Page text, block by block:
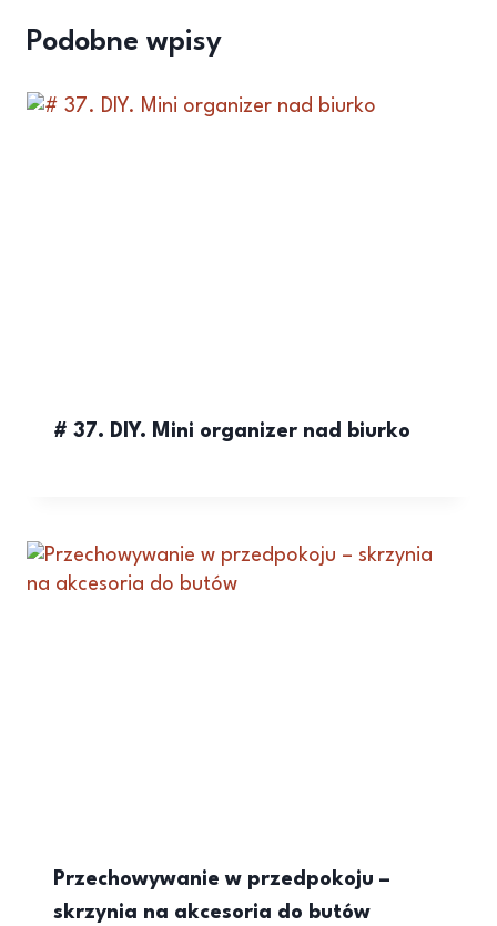
Podobne wpisy
# 37. DIY. Mini organizer nad biurko
Przechowywanie w przedpokoju –
skrzynia na akcesoria do butów